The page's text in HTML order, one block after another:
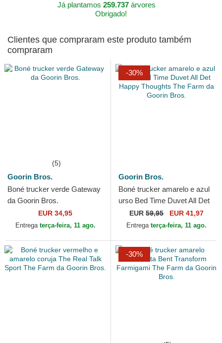
Já plantamos 259.737árvores
Obrigado!
Clientes que compraram este produto também
compraram
(5)
Goorin Bros.
Boné trucker verde Gateway
da Goorin Bros.
EUR 34,95
Entrega terça-feira, 11 ago.
-30%
Goorin Bros.
Boné trucker amarelo e azul
urso Bed Time Duvet All Det
Happy Thoughts The Farm
da Goorin Bros.
EUR 59,95 EUR 41,97
Entrega terça-feira, 11 ago.
-30%